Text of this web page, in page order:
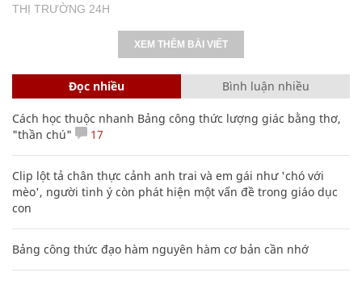
THỊ TRƯỜNG 24H
XEM THÊM BÀI VIẾT
Đọc nhiều Bình luận nhiều
Cách học thuộc nhanh Bảng công thức lượng giác bằng thơ,
"thần chú"
17
Clip lột tả chân thực cảnh anh trai và em gái như 'chó với
mèo', người tinh ý còn phát hiện một vấn đề trong giáo dục
con
Bảng công thức đạo hàm nguyên hàm cơ bản cần nhớ